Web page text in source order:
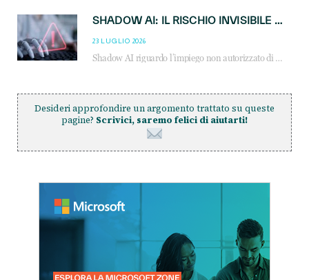
SHADOW AI: IL RISCHIO INVISIBILE CHE LE AZIENDE POSSONO GOVERNARE
23 LUGLIO 2026
Shadow AI riguardo l’impiego non autorizzato di sistemi AI all’interno dell’azienda. E’ una pratica che si diffonde a partire dai dipendenti fino ai dirigenti e mette a repentaglio la cybersecurity, con costi più elevati per le organizzazioni. Due recenti report illustrano il fenomeno e forniscono dati in merito
Desideri approfondire un argomento trattato su queste
pagine? Scrivici, saremo felici di aiutarti!